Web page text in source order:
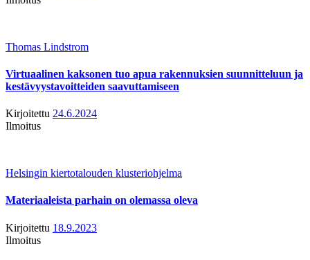
Thomas Lindstrom
Virtuaalinen kaksonen tuo apua rakennuksien suunnitteluun ja
kestävyystavoitteiden saavuttamiseen
Kirjoitettu 24.6.2024
Ilmoitus
Helsingin kiertotalouden klusteriohjelma
Materiaaleista parhain on olemassa oleva
Kirjoitettu 18.9.2023
Ilmoitus